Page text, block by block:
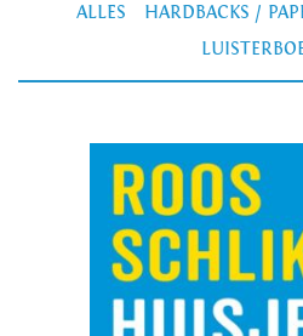
ALLES HARDBACKS /